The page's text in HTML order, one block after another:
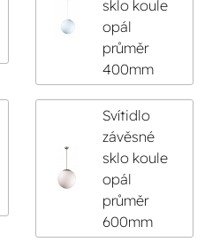
sklo koule
opál
průměr
400mm
Svítidlo
závěsné
sklo koule
opál
průměr
600mm